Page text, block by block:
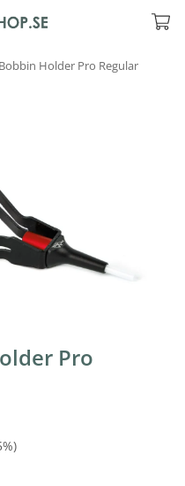
Holder Pro Regular
Pro
%)